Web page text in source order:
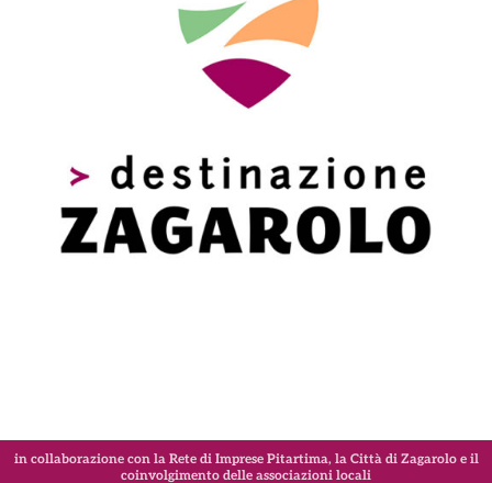
in collaborazione con la Rete di Imprese Pitartima, la Città di Zagarolo e il
coinvolgimento delle associazioni locali